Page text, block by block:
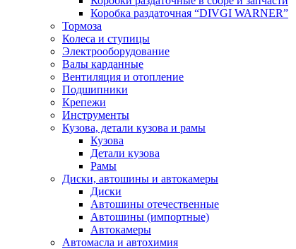
Коробка раздаточная “DIVGI WARNER”
Тормоза
Колеса и ступицы
Электрооборудование
Валы карданные
Вентиляция и отопление
Подшипники
Крепежи
Инструменты
Кузова, детали кузова и рамы
Кузова
Детали кузова
Рамы
Диски, автошины и автокамеры
Диски
Автошины отечественные
Автошины (импортные)
Автокамеры
Автомасла и автохимия